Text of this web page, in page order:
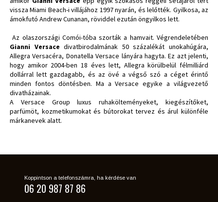
vissza Miami Beach-i villájához 1997 nyarán, és lelőtték. Gyilkosa, az
ámokfutó Andrew Cunanan, röviddel ezután öngyilkos lett.
Az olaszországi Comói-tóba szorták a hamvait. Végrendeletében
Gianni Versace divatbirodalmának 50 százalékát unokahúgára,
Allegra Versacéra, Donatella Versace lányára hagyta. Ez azt jelenti,
hogy amikor 2004-ben 18 éves lett, Allegra körülbelül félmilliárd
dollárral lett gazdagabb, és az övé a végső szó a céget érintő
minden fontos döntésben. Ma a Versace egyike a világvezető
divatházainak.
A Versace Group luxus ruhakölteményeket, kiegészítőket,
parfümöt, kozmetikumokat és bútorokat tervez és árul különféle
márkanevek alatt.
Koppintson a telefonszámra, ha kérdése van
06 20 987 87 86